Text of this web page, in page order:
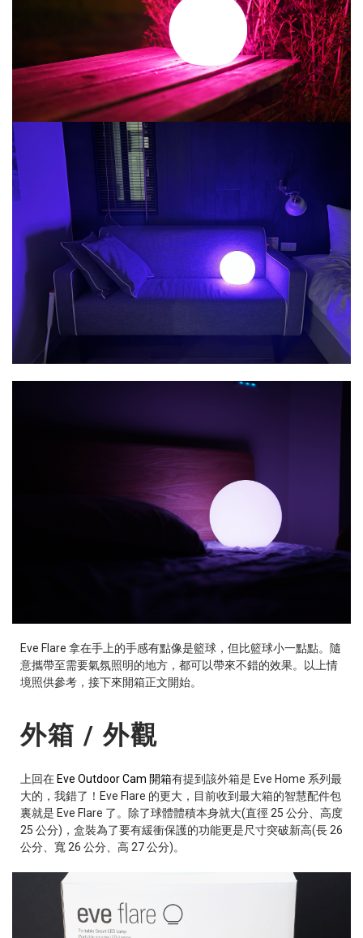
Eve Flare 拿在手上的手感有點像是籃球，但比籃球小一點點。隨
意攜帶至需要氣氛照明的地方，都可以帶來不錯的效果。以上情
境照供參考，接下來開箱正文開始。
外箱 / 外觀
上回在 Eve Outdoor Cam 開箱有提到該外箱是 Eve Home 系列最
大的，我錯了！Eve Flare 的更大，目前收到最大箱的智慧配件包
裏就是 Eve Flare 了。除了球體體積本身就大(直徑 25 公分、高度
25 公分)，盒裝為了要有緩衝保護的功能更是尺寸突破新高(長 26
公分、寬 26 公分、高 27 公分)。